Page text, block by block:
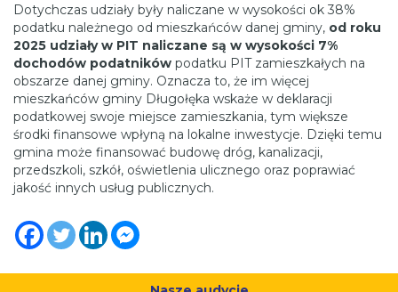
Dotychczas udziały były naliczane w wysokości ok 38%
podatku należnego od mieszkańców danej gminy, od roku
2025 udziały w PIT naliczane są w wysokości 7%
dochodów podatników podatku PIT zamieszkałych na
obszarze danej gminy. Oznacza to, że im więcej
mieszkańców gminy Długołęka wskaże w deklaracji
podatkowej swoje miejsce zamieszkania, tym większe
środki finansowe wpłyną na lokalne inwestycje. Dzięki temu
gmina może finansować budowę dróg, kanalizacji,
przedszkoli, szkół, oświetlenia ulicznego oraz poprawiać
jakość innych usług publicznych.